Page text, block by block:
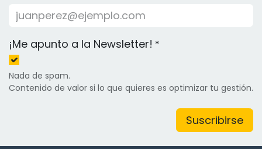
¡Me apunto a la Newsletter! *
Nada de spam.
Contenido de valor si lo que quieres es optimizar tu gestión.
Suscribirse